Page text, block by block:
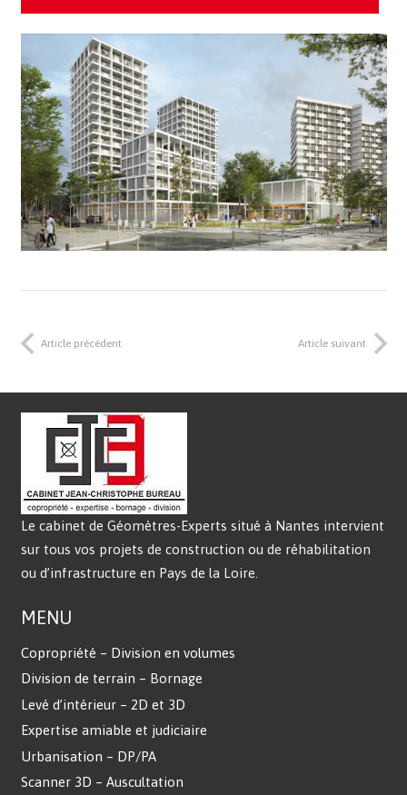
Article précédent Article suivant
Le cabinet de Géomètres-Experts situé à Nantes intervient
sur tous vos projets de construction ou de réhabilitation
ou d’infrastructure en Pays de la Loire.
MENU
Copropriété – Division en volumes
Division de terrain – Bornage
Levé d’intérieur – 2D et 3D
Expertise amiable et judiciaire
Urbanisation – DP/PA
Scanner 3D – Auscultation